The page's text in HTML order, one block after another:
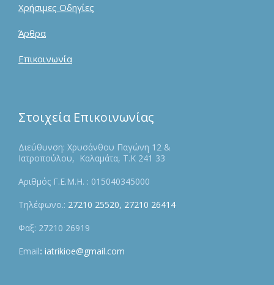
Χρήσιμες Οδηγίες
Άρθρα
Επικοινωνία
Στοιχεία Επικοινωνίας
Διεύθυνση: Χρυσάνθου Παγώνη 12 &
Ιατροπούλου, Καλαμάτα, Τ.Κ 241 33
Αριθμός Γ.Ε.Μ.Η. : 015040345000
Τηλέφωνο.: 27210 25520, 27210 26414
Φαξ: 27210 26919
Email: iatrikioe@gmail.com